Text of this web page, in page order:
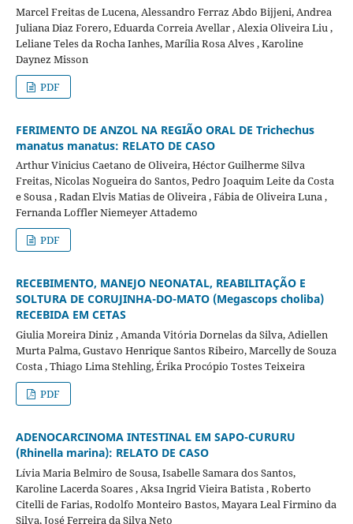
Marcel Freitas de Lucena, Alessandro Ferraz Abdo Bijjeni, Andrea
Juliana Diaz Forero, Eduarda Correia Avellar , Alexia Oliveira Liu ,
Leliane Teles da Rocha Ianhes, Marília Rosa Alves , Karoline
Daynez Misson
PDF
FERIMENTO DE ANZOL NA REGIÃO ORAL DE Trichechus
manatus manatus: RELATO DE CASO
Arthur Vinicius Caetano de Oliveira, Héctor Guilherme Silva
Freitas, Nicolas Nogueira do Santos, Pedro Joaquim Leite da Costa
e Sousa , Radan Elvis Matias de Oliveira , Fábia de Oliveira Luna ,
Fernanda Loffler Niemeyer Attademo
PDF
RECEBIMENTO, MANEJO NEONATAL, REABILITAÇÃO E
SOLTURA DE CORUJINHA-DO-MATO (Megascops choliba)
RECEBIDA EM CETAS
Giulia Moreira Diniz , Amanda Vitória Dornelas da Silva, Adiellen
Murta Palma, Gustavo Henrique Santos Ribeiro, Marcelly de Souza
Costa , Thiago Lima Stehling, Érika Procópio Tostes Teixeira
PDF
ADENOCARCINOMA INTESTINAL EM SAPO-CURURU
(Rhinella marina): RELATO DE CASO
Lívia Maria Belmiro de Sousa, Isabelle Samara dos Santos,
Karoline Lacerda Soares , Aksa Ingrid Vieira Batista , Roberto
Citelli de Farias, Rodolfo Monteiro Bastos, Mayara Leal Firmino da
Silva, José Ferreira da Silva Neto